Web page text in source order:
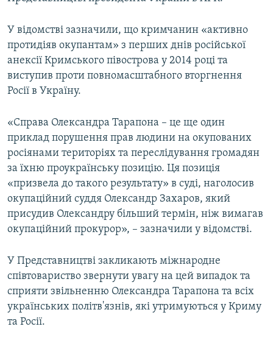
У відомстві зазначили, що кримчанин «активно
протидіяв окупантам» з перших днів російської
анексії Кримського півострова у 2014 році та
виступив проти повномасштабного вторгнення
Росії в Україну.
«Справа Олександра Тарапона – це ще один
приклад порушення прав людини на окупованих
росіянами територіях та переслідування громадян
за їхню проукраїнську позицію. Ця позиція
«призвела до такого результату» в суді, наголосив
окупаційний суддя Олександр Захаров, який
присудив Олександру більший термін, ніж вимагав
окупаційний прокурор», – зазначили у відомстві.
У Представництві закликають міжнародне
співтовариство звернути увагу на цей випадок та
сприяти звільненню Олександра Тарапона та всіх
українських політв'язнів, які утримуються у Криму
та Росії.